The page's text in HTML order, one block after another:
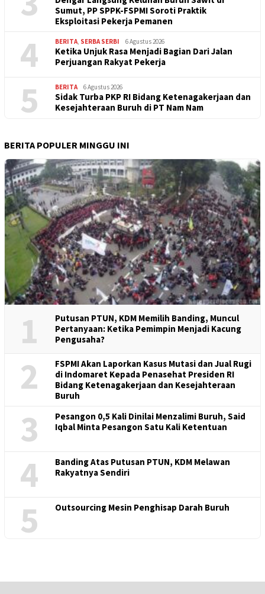
Sumut, PP SPPK-FSPMI Soroti Praktik
Eksploitasi Pekerja Pemanen
4 BERITA SERBA SERBI 6 Agustus 2026
Ketika Unjuk Rasa Menjadi Bagian Dari Jalan
Perjuangan Rakyat Pekerja
5 BERITA 6 Agustus 2026
Sidak Turba PKP RI Bidang Ketenagakerjaan dan
Kesejahteraan Buruh di PT Nam Nam
BERITA POPULER MINGGU INI
1
Putusan PTUN, KDM Memilih Banding, Muncul
Pertanyaan: Ketika Pemimpin Menjadi Kacung
Pengusaha?
2
FSPMI Akan Laporkan Kasus Mutasi dan Jual Rugi
di Indomaret Kepada Penasehat Presiden RI
Bidang Ketenagakerjaan dan Kesejahteraan
Buruh
3
Pesangon 0,5 Kali Dinilai Menzalimi Buruh, Said
Iqbal Minta Pesangon Satu Kali Ketentuan
4
Banding Atas Putusan PTUN, KDM Melawan
Rakyatnya Sendiri
5 Outsourcing Mesin Penghisap Darah Buruh